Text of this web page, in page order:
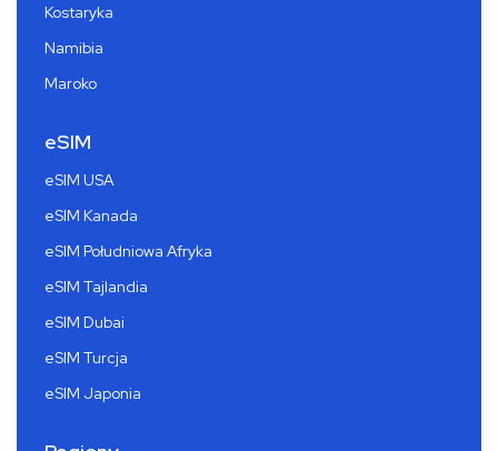
Kostaryka
Namibia
Maroko
eSIM
eSIM USA
eSIM Kanada
eSIM Południowa Afryka
eSIM Tajlandia
eSIM Dubai
eSIM Turcja
eSIM Japonia